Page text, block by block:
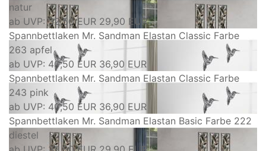
natur
ab UVP: 32,50 EUR 29,90 EUR
Spannbettlaken Mr. Sandman Elastan Classic Farbe
263 apfel
ab UVP: 40,50 EUR 36,90 EUR
Spannbettlaken Mr. Sandman Elastan Classic Farbe
243 pink
ab UVP: 40,50 EUR 36,90 EUR
Spannbettlaken Mr. Sandman Elastan Basic Farbe 222
diestel